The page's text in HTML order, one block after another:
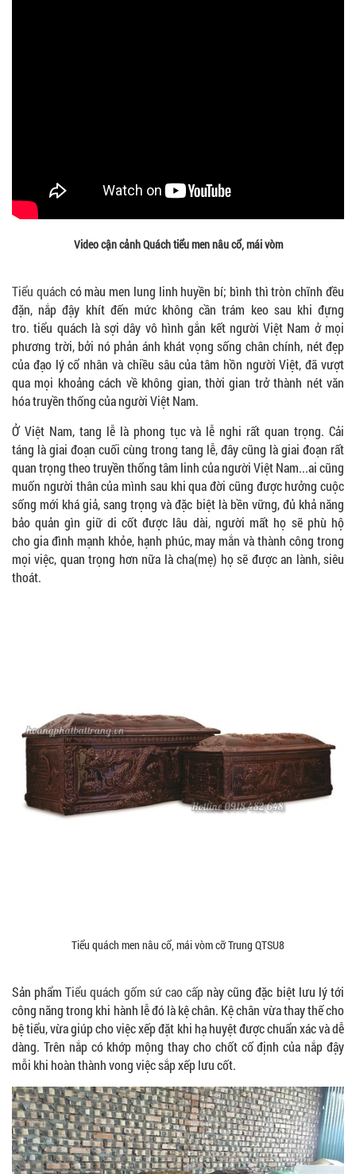
Video cận cảnh Quách tiểu men nâu cổ, mái vòm
Tiểu quách có màu men lung linh huyền bí; bình thì tròn chĩnh đều
đặn, nắp đậy khít đến mức không cần trám keo sau khi đựng
tro. tiểu quách là sợi dây vô hình gắn kết người Việt Nam ở mọi
phương trời, bởi nó phản ánh khát vọng sống chân chính, nét đẹp
của đạo lý cổ nhân và chiều sâu của tâm hồn người Việt, đã vượt
qua mọi khoảng cách về không gian, thời gian trở thành nét văn
hóa truyền thống của người Việt Nam.
Ở Việt Nam, tang lễ là phong tục và lễ nghi rất quan trọng. Cải
táng là giai đoạn cuối cùng trong tang lễ, đây cũng là giai đoạn rất
quan trọng theo truyền thống tâm linh của người Việt Nam...ai cũng
muốn người thân của mình sau khi qua đời cũng được hưởng cuộc
sống mới khá giả, sang trọng và đặc biệt là bền vững, đủ khả năng
bảo quản gìn giữ di cốt được lâu dài, người mất họ sẽ phù hộ
cho gia đình mạnh khỏe, hạnh phúc, may mắn và thành công trong
mọi việc, quan trọng hơn nữa là cha(mẹ) họ sẽ được an lành, siêu
thoát.
Tiểu quách men nâu cổ, mái vòm cỡ Trung QTSU8
Sản phẩmTiểu quách gốm sứ cao cấp này cũng đặc biệt lưu lý tới
công năng trong khi hành lễ đó là kệ chân. Kệ chân vừa thay thế cho
bệ tiểu, vừa giúp cho việc xếp đặt khi hạ huyệt được chuẩn xác và dễ
dàng. Trên nắp có khớp mộng thay cho chốt cố định của nắp đậy
mỗi khi hoàn thành vong việc sắp xếp lưu cốt.